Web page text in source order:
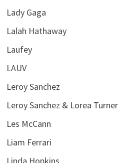
Lady Gaga
Lalah Hathaway
Laufey
LAUV
Leroy Sanchez
Leroy Sanchez & Lorea Turner
Les McCann
Liam Ferrari